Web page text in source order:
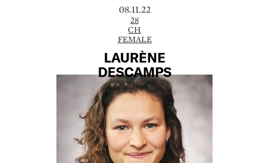
08.11.22
28
CH
FEMALE
LAURÈNE
DESCAMPS